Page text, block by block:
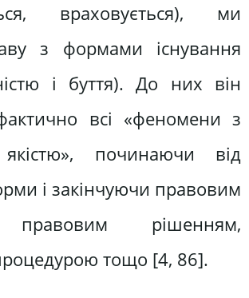
враховується), ми
з формами існування
і буття). До них він
всі «феномени з
починаючи від
і закінчуючи правовим
правовим рішенням,
тощо [4, 86].